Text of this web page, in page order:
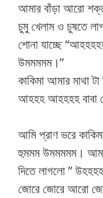
আমার বাঁড়া আরো
চুমু খেলাম ও চুষতে
শোনা যাচ্ছে
উমমমমম।”
কাকিমা আমার মাথা
আহহহ আহহহহ বাবা
আমি প্রাণ ভরে
হুমমম উমমমমম। আমার
দিতে লাগলো ”
জোরে জোরে আরো